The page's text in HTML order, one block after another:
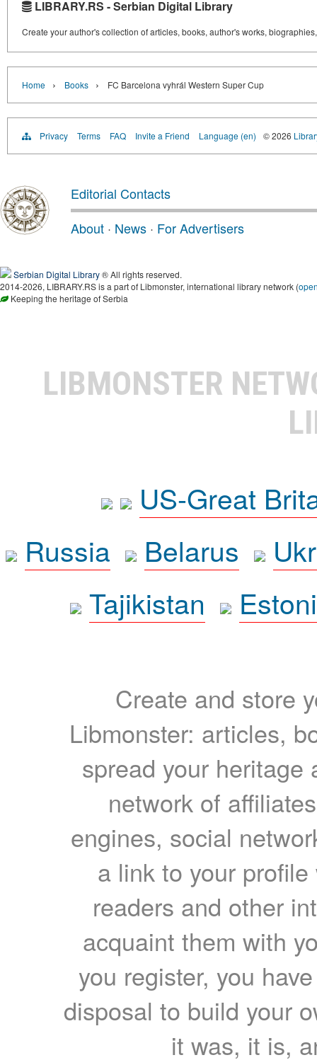
LIBRARY.RS - Serbian Digital Library
Create your author's collection of articles, books, author's works,
Home › Books › FC Barcelona vyhrál Western Super Cup
Privacy Terms FAQ Invite a Friend Language (en) © 2026
Editorial Contacts
About · News · For Advertisers
Serbian Digital Library® All rights reserved.
2014-2026, LIBRARY.RS is a part of Libmonster, international library network (
Keeping the heritage of Serbia
LIBMONSTER
US-Great
Russia
Belarus
Tajikistan
Create and store
Libmonster: articles,
spread your heritage
network of
engines, social
a link to your
readers and other
acquaint them with
you register, you
disposal to build your
it was, it is,